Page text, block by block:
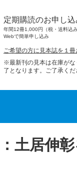
定期購読のお申し込
年間12冊1,000円（税・送料込み
Webで簡単申し込み
ご希望の方に見本誌を１
※最新刊の見本は在庫がな
了となります。ご了承くだ
土居伸